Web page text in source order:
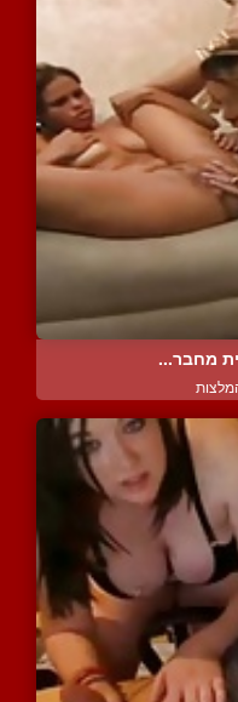
מחבר...